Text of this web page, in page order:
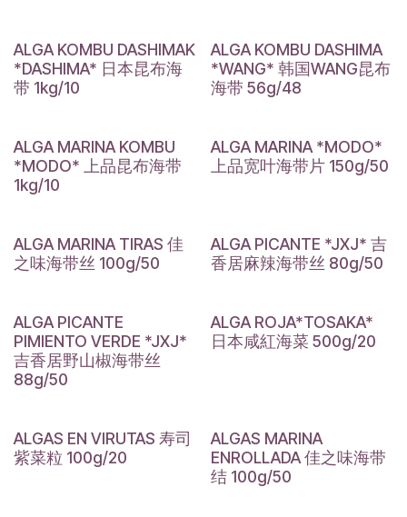
ALGA KOMBU DASHIMAK
*DASHIMA* 日本昆布海
带 1kg/10
ALGA KOMBU DASHIMA
*WANG* 韩国WANG昆布
海带 56g/48
ALGA MARINA KOMBU
*MODO* 上品昆布海带
1kg/10
ALGA MARINA *MODO*
上品宽叶海带片 150g/50
ALGA MARINA TIRAS 佳
之味海带丝 100g/50
ALGA PICANTE *JXJ* 吉
香居麻辣海带丝 80g/50
ALGA PICANTE
PIMIENTO VERDE *JXJ*
吉香居野山椒海带丝
88g/50
ALGA ROJA*TOSAKA*
日本咸紅海菜 500g/20
ALGAS EN VIRUTAS 寿司
紫菜粒 100g/20
ALGAS MARINA
ENROLLADA 佳之味海带
结 100g/50